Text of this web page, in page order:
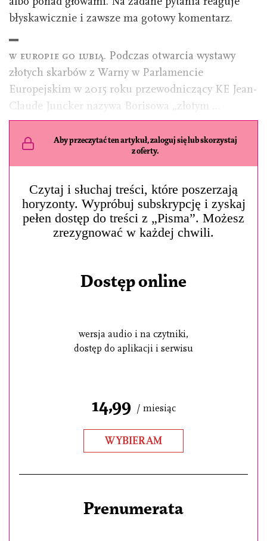
błyskawicznie i zawsze ma gotowy komentarz.
w europie go lubią. Podczas otwarcia wystawy
złotych skarbów z Warny w Parlamencie
Europejskim w 2015 roku przewodniczący KE Jean-
Claude Juncker nazywa Borisowa „złotym …
Aby przeczytać ten artykuł, zaloguj się lub skorzystaj
z oferty.
Czytaj i słuchaj treści, które poszerzają
horyzonty. Wypróbuj subskrypcję i zyskaj
pełen dostęp do treści z „Pisma”. Możesz
zrezygnować w każdej chwili.
Dostęp online
wersja audio i na czytniki,
dostęp do aplikacji i serwisu
14,99 / miesiąc
WYBIERAM
Prenumerata